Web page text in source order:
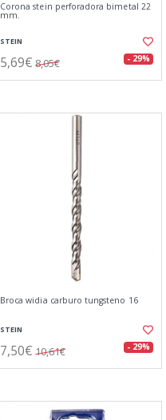
Corona stein perforadora bimetal 22
mm.
STEIN
5,69€ 8,05€ - 29%
Broca widia carburo tungsteno 16
STEIN
7,50€ 10,61€ - 29%